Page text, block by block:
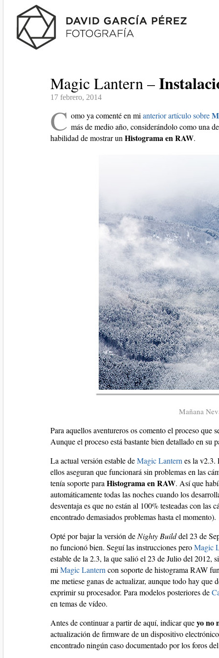
Magic Lantern –
17 febrero, 2014
C omo ya comenté en mianterior artículo sobre
más de medio año, considerándolo como una
habilidad de mostrar unHistograma en RAW.
Mañana
Para aquellos aventureros os comento el proceso que
Aunque el proceso está bastante bien detallado en su
La actual versión estable deMagic Lantern es la v2.3.
ellos aseguran que funcionará sin problemas en las
tenía soporte para Histograma en RAW. Así que
automáticamente todas las noches cuando los
desventaja es que no están al 100% testeadas con las
encontrado demasiados problemas hasta el momento).
Opté por bajar la versión de Nighty Builddel 23 de
no funcionó bien. Seguí las instrucciones peroMagic
estable de la 2.3, la que salió el 23 de Julio del 2012,
mi Magic Lantern con soporte de histograma RAW
me metiese ganas de actualizar, aunque todo hay que
exprimir su procesador. Para modelos posteriores de
en temas de vídeo.
Antes de continuar a partir de aquí, indicar queyo no
actualización de firmware de un dispositivo
encontrado ningún caso documentado por los foros